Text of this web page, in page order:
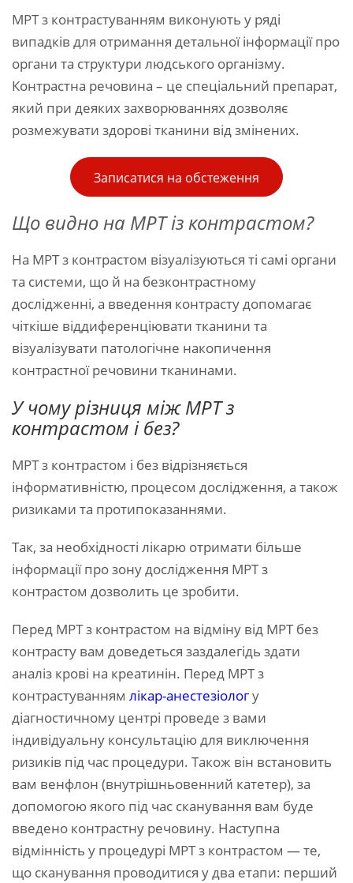
МРТ з контрастуванням виконують у ряді
випадків для отримання детальної інформації про
органи та структури людського організму.
Контрастна речовина – це спеціальний препарат,
який при деяких захворюваннях дозволяє
розмежувати здорові тканини від змінених.
Записатися на обстеження
Що видно на МРТ із контрастом?
На МРТ з контрастом візуалізуються ті самі органи
та системи, що й на безконтрастному
дослідженні, а введення контрасту допомагає
чіткіше віддиференціювати тканини та
візуалізувати патологічне накопичення
контрастної речовини тканинами.
У чому різниця між МРТ з
контрастом і без?
МРТ з контрастом і без відрізняється
інформативністю, процесом дослідження, а також
ризиками та протипоказаннями.
Так, за необхідності лікарю отримати більше
інформації про зону дослідження МРТ з
контрастом дозволить це зробити.
Перед МРТ з контрастом на відміну від МРТ без
контрасту вам доведеться заздалегідь здати
аналіз крові на креатинін. Перед МРТ з
контрастуванням лікар-анестезіологу
діагностичному центрі проведе з вами
індивідуальну консультацію для виключення
ризиків під час процедури. Також він встановить
вам венфлон (внутрішньовенний катетер), за
допомогою якого під час сканування вам буде
введено контрастну речовину. Наступна
відмінність у процедурі МРТ з контрастом — те,
що сканування проводитися у два етапи: перший